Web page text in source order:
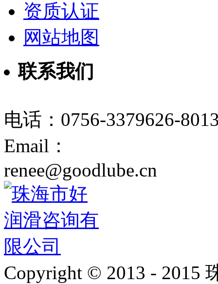
资质认证
网站地图
联系我们
电话：0756-3379626-
Email：
renee@goodlube.cn
Copyright © 2013 - 2015